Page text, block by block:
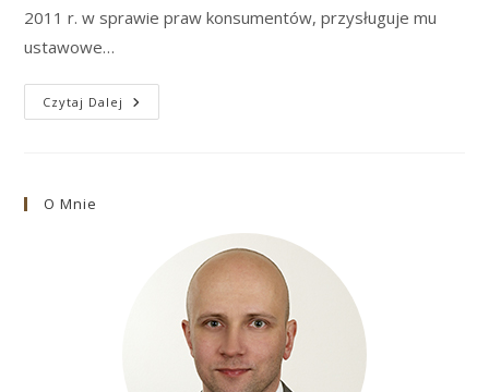
2011 r. w sprawie praw konsumentów, przysługuje mu
ustawowe…
Czytaj Dalej Odstąpienie
Od
O Mnie